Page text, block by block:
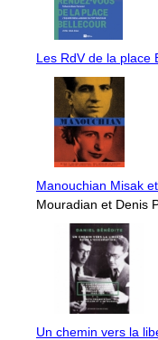
Les RdV de la place
Manouchian Misak
Mouradian et Denis
Un chemin vers la